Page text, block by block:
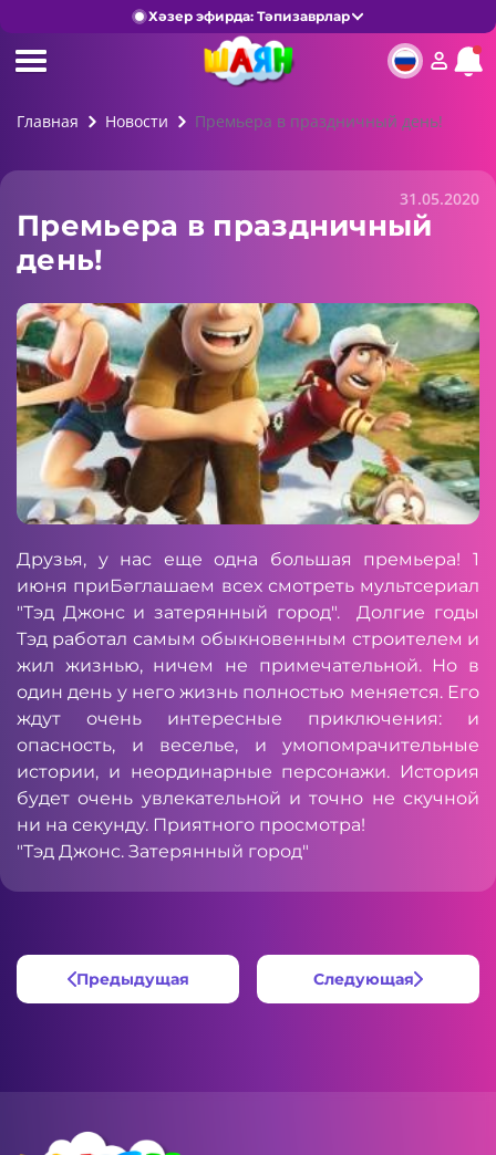
Хәзер эфирда: Тәпизаврлар
Главная Новости Премьера в праздничный день!
31.05.2020
Премьера в праздничный
день!
Друзья, у нас еще одна большая премьера! 1
июня приБәглашаем всех смотреть мультсериал
"Тэд Джонс и затерянный город". Долгие годы
Тэд работал самым обыкновенным строителем и
жил жизнью, ничем не примечательной. Но в
один день у него жизнь полностью меняется. Его
ждут очень интересные приключения: и
опасность, и веселье, и умопомрачительные
истории, и неординарные персонажи. История
будет очень увлекательной и точно не скучной
ни на секунду. Приятного просмотра!
"Тэд Джонс. Затерянный город"
Предыдущая Следующая